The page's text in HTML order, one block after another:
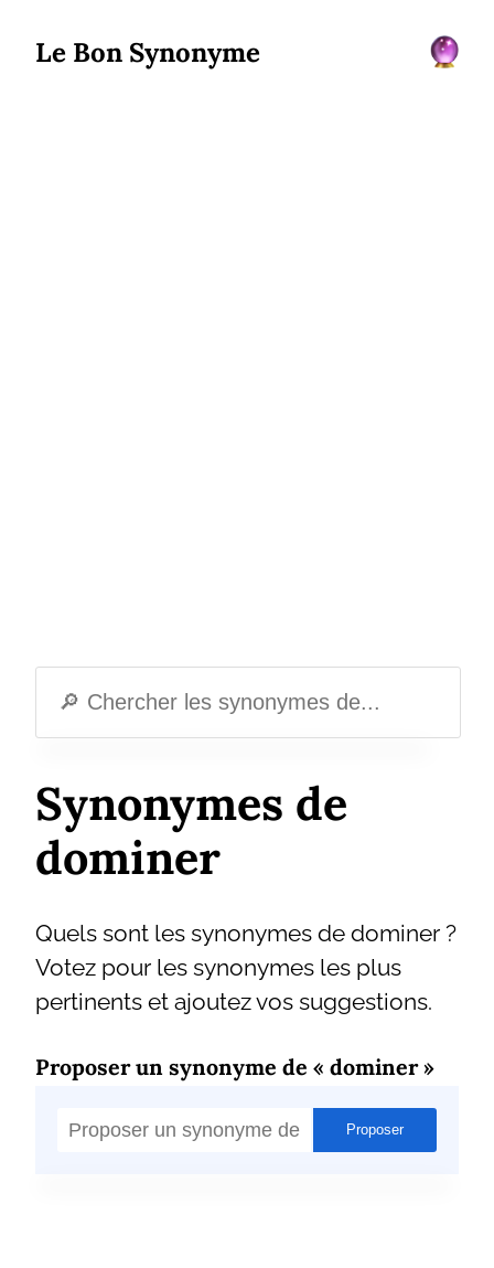
Le Bon Synonyme
Synonymes de
dominer
Quels sont les synonymes de dominer ?
Votez pour les synonymes les plus
pertinents et ajoutez vos suggestions.
Proposer un synonyme de « dominer »